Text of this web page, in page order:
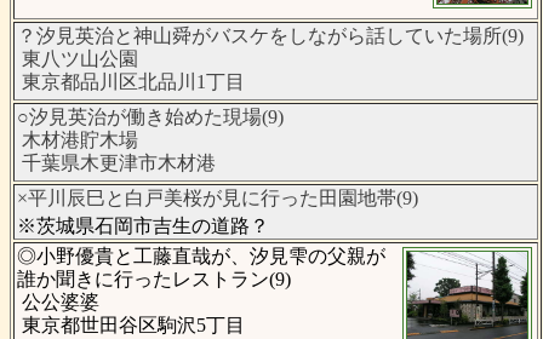
？汐見英治と神山舜がバスケをしながら話していた場所(9)
東八ツ山公園
東京都品川区北品川1丁目
○汐見英治が働き始めた現場(9)
木材港貯木場
千葉県木更津市木材港
×平川辰巳と白戸美桜が見に行った田園地帯(9)
※茨城県石岡市吉生の道路？
◎小野優貴と工藤直哉が、汐見雫の父親が
誰か聞きに行ったレストラン(9)
公公婆婆
東京都世田谷区駒沢5丁目